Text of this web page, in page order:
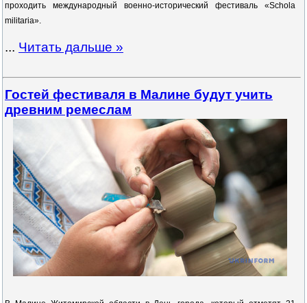
проходить международный военно-исторический фестиваль «Schola
militaria».
... Читать дальше »
Гостей фестиваля в Малине будут учить
древним ремеслам